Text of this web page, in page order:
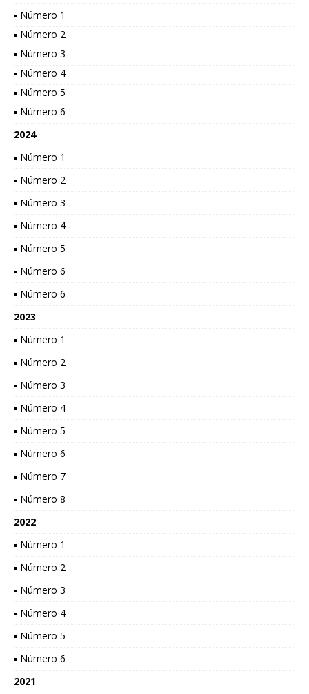
▪ Número 1
▪ Número 2
▪ Número 3
▪ Número 4
▪ Número 5
▪ Número 6
2024
▪ Número 1
▪ Número 2
▪ Número 3
▪ Número 4
▪ Número 5
▪ Número 6
▪ Número 6
2023
▪ Número 1
▪ Número 2
▪ Número 3
▪ Número 4
▪ Número 5
▪ Número 6
▪ Número 7
▪ Número 8
2022
▪ Número 1
▪ Número 2
▪ Número 3
▪ Número 4
▪ Número 5
▪ Número 6
2021